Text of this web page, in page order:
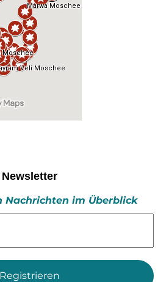
Newsletter
Nachrichten im Überblick